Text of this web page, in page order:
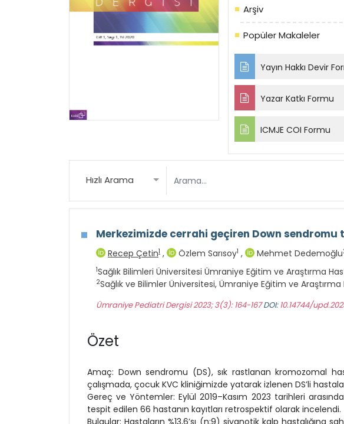
Arşiv
Popüler Makaleler
Yayın Hakkı Devir
Yazar Katkı Formu
ICMJE COI Formu
Hızlı Arama
Merkezimizde cerrahi geçiren Down sendromu
Recep Çetin1 , Özlem Sarısoy1 , Mehmet Dedemoğlu
1Sağlık Bilimleri Üniversitesi Ümraniye Eğitim ve Araştırma
2Sağlık ve Bilimler Üniversitesi, Ümraniye Eğitim ve
Ümraniye Pediatri Dergisi 2023; 3(3): 164-167DOI: 10.14744/
Özet
Amaç: Down sendromu (DS), sık rastlanan kromozomal
çalışmada, çocuk KVC kliniğimizde yatarak izlenen DS’li
Gereç ve Yöntemler: Eylül 2019–Kasım 2023 tarihleri
tespit edilen 66 hastanın kayıtları retrospektif olarak incelendi.